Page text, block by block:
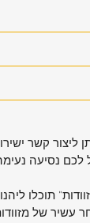
ליצור קשר
לכם נסיעה
תוכלו
עשיר של